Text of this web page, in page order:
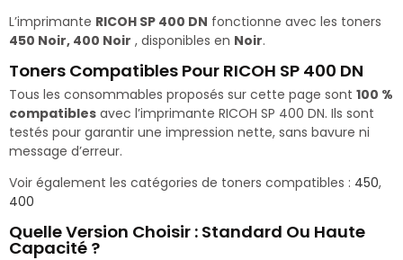
L’imprimante RICOH SP 400 DN fonctionne avec les toners
450 Noir, 400 Noir , disponibles en Noir.
Toners Compatibles Pour RICOH SP 400 DN
Tous les consommables proposés sur cette page sont 100 %
compatibles avec l’imprimante RICOH SP 400 DN. Ils sont
testés pour garantir une impression nette, sans bavure ni
message d’erreur.
Voir également les catégories de toners compatibles : 450,
400
Quelle Version Choisir : Standard Ou Haute
Capacité ?